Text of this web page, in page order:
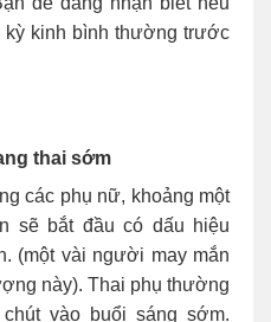
kỳ kinh bình thường trước
thai sớm
các phụ nữ, khoảng một
sẽ bắt đầu có dấu hiệu
(một vài người may mắn
này). Thai phụ thường
vào buổi sáng sớm.